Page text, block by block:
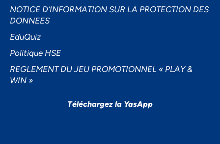
NOTICE D’INFORMATION SUR LA PROTECTION DES
DONNEES
EduQuiz
Politique HSE
REGLEMENT DU JEU PROMOTIONNEL « PLAY &
WIN »
Téléchargez la YasApp